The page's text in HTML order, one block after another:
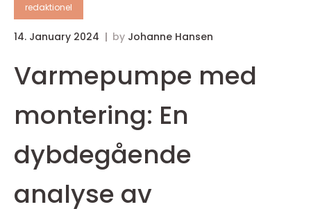
redaktionel
14. January 2024 by Johanne Hansen
Varmepumpe med
montering: En
dybdegående
analyse av